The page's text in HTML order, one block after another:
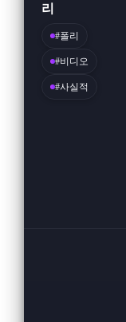
리
#폴리
#비디오
#사실적